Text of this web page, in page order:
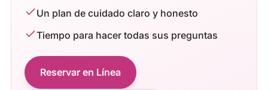
Un plan de cuidado claro y honesto
Tiempo para hacer todas sus preguntas
Reservar en Línea